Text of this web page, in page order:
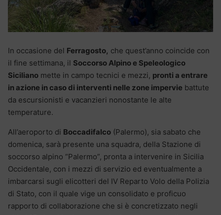
In occasione del Ferragosto, che quest’anno coincide con
il fine settimana, il Soccorso Alpino e Speleologico
Siciliano mette in campo tecnici e mezzi, pronti a entrare
in azione in caso di interventi nelle zone impervie battute
da escursionisti e vacanzieri nonostante le alte
temperature.
All’aeroporto di Boccadifalco (Palermo), sia sabato che
domenica, sarà presente una squadra, della Stazione di
soccorso alpino “Palermo”, pronta a intervenire in Sicilia
Occidentale, con i mezzi di servizio ed eventualmente a
imbarcarsi sugli elicotteri del IV Reparto Volo della Polizia
di Stato, con il quale vige un consolidato e proficuo
rapporto di collaborazione che si è concretizzato negli